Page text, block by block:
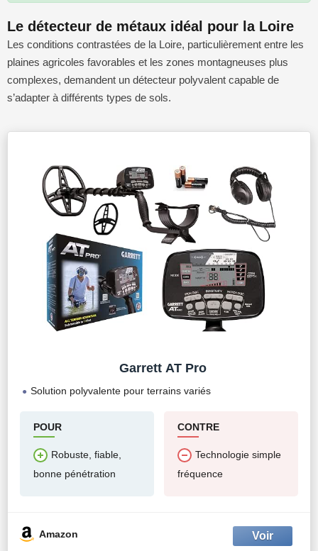
Le détecteur de métaux idéal pour la Loire
Les conditions contrastées de la Loire, particulièrement entre les
plaines agricoles favorables et les zones montagneuses plus
complexes, demandent un détecteur polyvalent capable de
s’adapter à différents types de sols.
Garrett AT Pro
Solution polyvalente pour terrains variés
POUR
Robuste, fiable,
bonne pénétration
CONTRE
Technologie simple
fréquence
Amazon